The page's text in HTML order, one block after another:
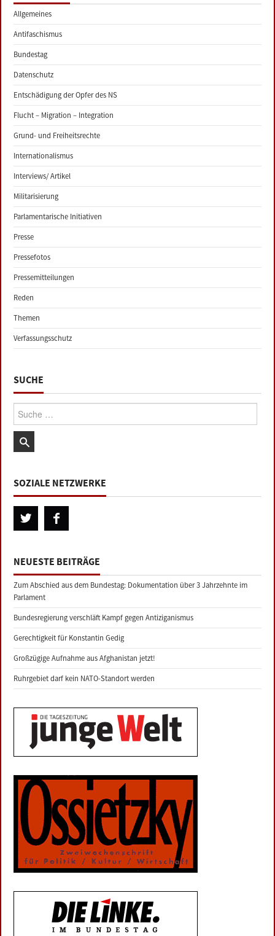
Allgemeines
Antifaschismus
Bundestag
Datenschutz
Entschädigung der Opfer des NS
Flucht – Migration – Integration
Grund- und Freiheitsrechte
Internationalismus
Interviews/ Artikel
Militarisierung
Parlamentarische Initiativen
Presse
Pressefotos
Pressemitteilungen
Reden
Themen
Verfassungsschutz
SUCHE
Suche:
SOZIALE NETZWERKE
NEUESTE BEITRÄGE
Zum Abschied aus dem Bundestag: Dokumentation über 3 Jahrzehnte im
Parlament
Bundesregierung verschläft Kampf gegen Antiziganismus
Gerechtigkeit für Konstantin Gedig
Großzügige Aufnahme aus Afghanistan jetzt!
Ruhrgebiet darf kein NATO-Standort werden